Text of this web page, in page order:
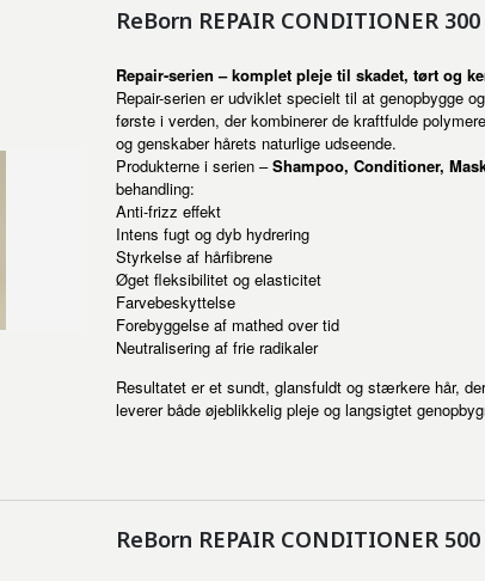
ReBorn REPAIR CONDITIONER
Repair-serien – komplet pleje til skadet, tørt og
Repair-serien er udviklet specielt til at genopbygge
første i verden, der kombinerer de kraftfulde
og genskaber hårets naturlige udseende.
Produkterne i serien –Shampoo, Conditioner,
behandling:
Anti-frizz effekt
Intens fugt og dyb hydrering
Styrkelse af hårfibrene
Øget fleksibilitet og elasticitet
Farvebeskyttelse
Forebyggelse af mathed over tid
Neutralisering af frie radikaler
Resultatet er et sundt, glansfuldt og stærkere hår,
leverer både øjeblikkelig pleje og langsigtet
ReBorn REPAIR CONDITIONER